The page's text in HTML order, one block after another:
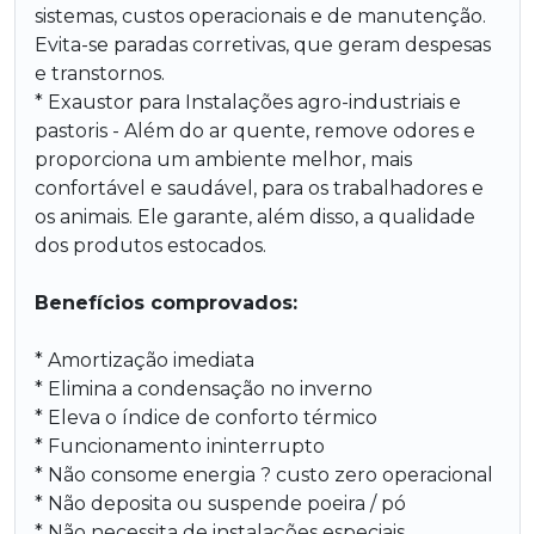
sistemas, custos operacionais e de manutenção.
Evita-se paradas corretivas, que geram despesas
e transtornos.
* Exaustor para Instalações agro-industriais e
pastoris - Além do ar quente, remove odores e
proporciona um ambiente melhor, mais
confortável e saudável, para os trabalhadores e
os animais. Ele garante, além disso, a qualidade
dos produtos estocados.
Benefícios comprovados:
* Amortização imediata
* Elimina a condensação no inverno
* Eleva o índice de conforto térmico
* Funcionamento ininterrupto
* Não consome energia ? custo zero operacional
* Não deposita ou suspende poeira / pó